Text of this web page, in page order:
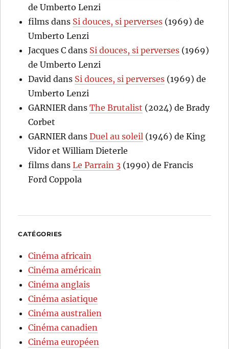
de Umberto Lenzi
films dans Si douces, si perverses (1969) de
Umberto Lenzi
Jacques C dans Si douces, si perverses (1969)
de Umberto Lenzi
David dans Si douces, si perverses (1969) de
Umberto Lenzi
GARNIER dansThe Brutalist (2024) de Brady
Corbet
GARNIER dansDuel au soleil (1946) de King
Vidor et William Dieterle
films dansLe Parrain 3 (1990) de Francis
Ford Coppola
CATÉGORIES
Cinéma africain
Cinéma américain
Cinéma anglais
Cinéma asiatique
Cinéma australien
Cinéma canadien
Cinéma européen